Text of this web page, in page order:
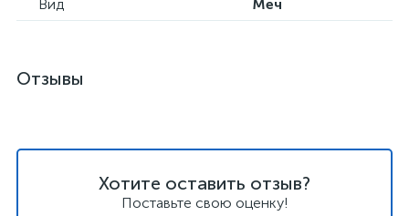
Вид Меч
Отзывы
Хотите оставить отзыв?
Поставьте свою оценку!